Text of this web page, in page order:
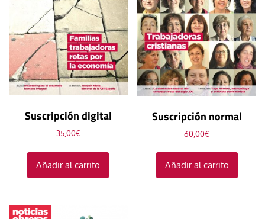
Suscripción digital
35,00€
Añadir al carrito
Suscripción normal
60,00€
Añadir al carrito